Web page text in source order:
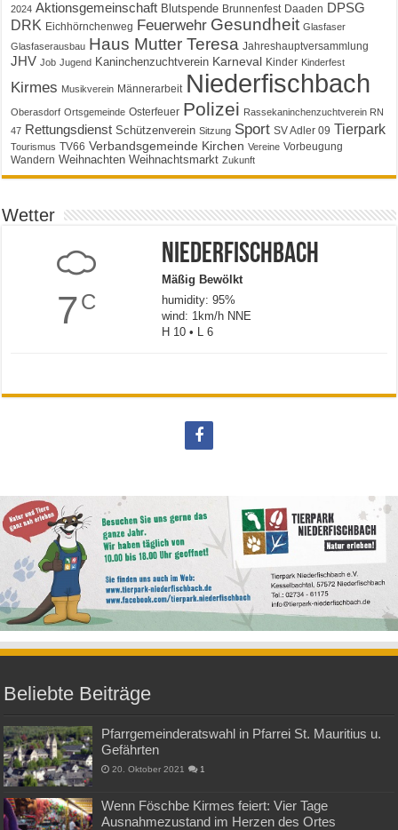
2024 Aktionsgemeinschaft Blutspende Brunnenfest Daaden DPSG
DRK Eichhörnchenweg Feuerwehr Gesundheit Glasfaser
Glasfaserausbau Haus Mutter Teresa Jahreshauptversammlung
JHV Job Jugend Kaninchenzuchtverein Karneval Kinder Kinderfest
Kirmes Musikverein Männerarbeit Niederfischbach
Oberasdorf Ortsgemeinde Osterfeuer Polizei Rassekaninchenzuchtverein RN
47 Rettungsdienst Schützenverein Sitzung Sport SV Adler 09 Tierpark
Tourismus TV66 Verbandsgemeinde Kirchen Vereine Vorbeugung
Wandern Weihnachten Weihnachtsmarkt Zukunft
Wetter
7C
Niederfischbach
Mäßig Bewölkt
humidity: 95%
wind: 1km/h NNE
H 10 • L 6
Beliebte Beiträge
Pfarrgemeinderatswahl in Pfarrei St. Mauritius u.
Gefährten
20. Oktober 2021 1
Wenn Föschbe Kirmes feiert: Vier Tage
Ausnahmezustand im Herzen des Ortes